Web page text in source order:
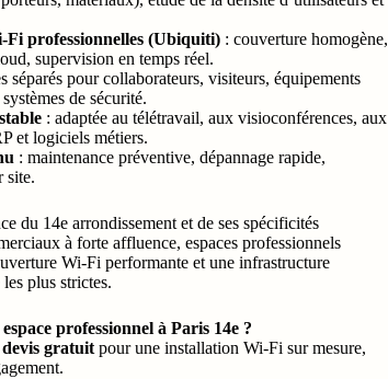
professionnelles (Ubiquiti) : couverture homogène,
supervision en temps réel.
séparés pour collaborateurs, visiteurs, équipements
de sécurité.
: adaptée au télétravail, aux visioconférences, aux
et logiciels métiers.
: maintenance préventive, dépannage rapide,
site.
du 14e arrondissement et de ses spécificités
à forte affluence, espaces professionnels
Wi-Fi performante et une infrastructure
plus strictes.
professionnel à Paris 14e ?
devis gratuit pour une installation Wi-Fi sur mesure,